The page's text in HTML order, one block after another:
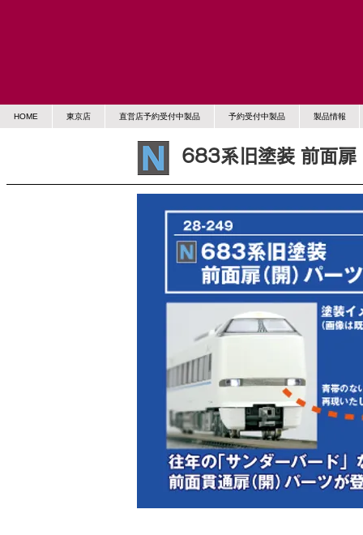
HOME 東京店 直営店予約受付中製品 予約受付中製品 製品情報
683系旧塗装 前面扉